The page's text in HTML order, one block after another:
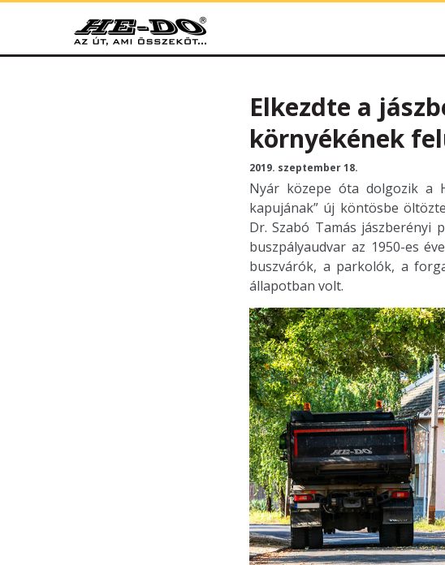
Elkezdte a
környékének
2019. szeptember 18.
Nyár közepe óta dolgozik a
kapujának” új köntösbe
Dr. Szabó Tamás jászberényi
buszpályaudvar az 1950-es
buszvárók, a parkolók, a
állapotban volt.